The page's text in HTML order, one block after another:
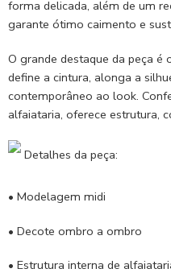
forma delicada, além de um
garante ótimo caimento e
O grande destaque da peça
define a cintura, alonga a
contemporâneo ao look.
alfaiataria, oferece estrutura,
Detalhes da peça:
• Modelagem midi
• Decote ombro a ombro
• Estrutura interna de